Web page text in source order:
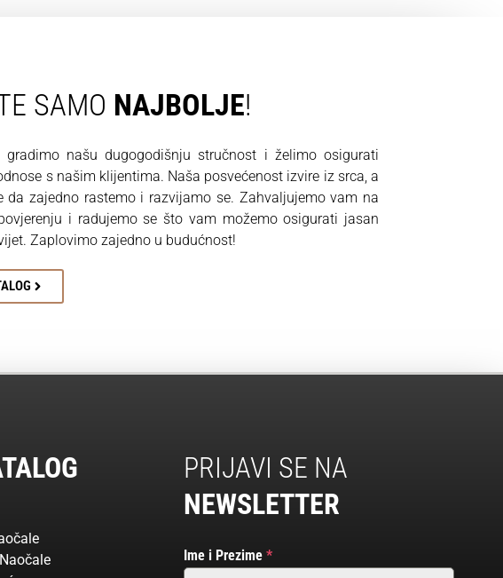
SAMO NAJBOLJE!
gradimo našu dugogodišnju stručnost i želimo osigurati
s našim klijentima. Naša posvećenost izvire iz srca, a
da zajedno rastemo i razvijamo se. Zahvaljujemo vam na
i radujemo se što vam možemo osigurati jasan
Zaplovimo zajedno u budućnost!
PRIJAVI SE NA
NEWSLETTER
Ime i Prezime*